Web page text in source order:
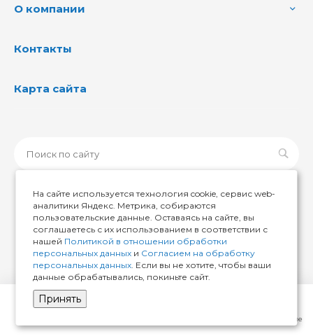
Сравнение
О компании
Контакты
Карта сайта
© 2026 ИМИР174, Все права защищены
На сайте используется технология cookie, сервис web-
аналитики Яндекс. Метрика, собираются
пользовательские данные. Оставаясь на сайте, вы
соглашаетесь с их использованием в соответствии с
нашей Политикой в отношении обработки
персональных данных и Согласием на обработку
персональных данных. Если вы не хотите, чтобы ваши
данные обрабатывались, покиньте сайт.
Принять